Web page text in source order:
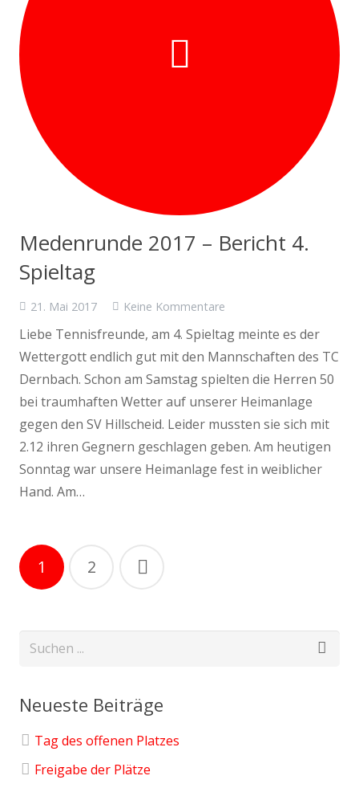
Medenrunde 2017 – Bericht 4.
Spieltag
21. Mai 2017 Keine Kommentare
Liebe Tennisfreunde, am 4. Spieltag meinte es der
Wettergott endlich gut mit den Mannschaften des TC
Dernbach. Schon am Samstag spielten die Herren 50
bei traumhaften Wetter auf unserer Heimanlage
gegen den SV Hillscheid. Leider mussten sie sich mit
2.12 ihren Gegnern geschlagen geben. Am heutigen
Sonntag war unsere Heimanlage fest in weiblicher
Hand. Am…
1 2
Neueste Beiträge
Tag des offenen Platzes
Freigabe der Plätze